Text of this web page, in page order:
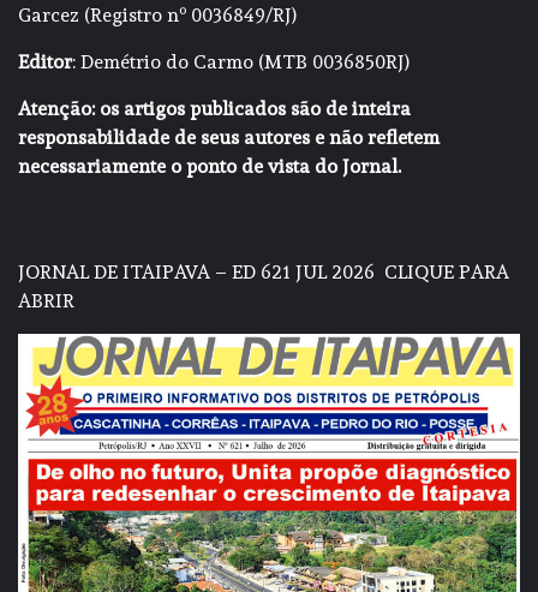
Garcez (Registro nº 0036849/RJ)
Editor: Demétrio do Carmo (MTB 0036850RJ)
Atenção: os artigos publicados são de inteira
responsabilidade de seus autores e não refletem
necessariamente o ponto de vista do Jornal.
JORNAL DE ITAIPAVA – ED 621 JUL 2026 CLIQUE PARA
ABRIR